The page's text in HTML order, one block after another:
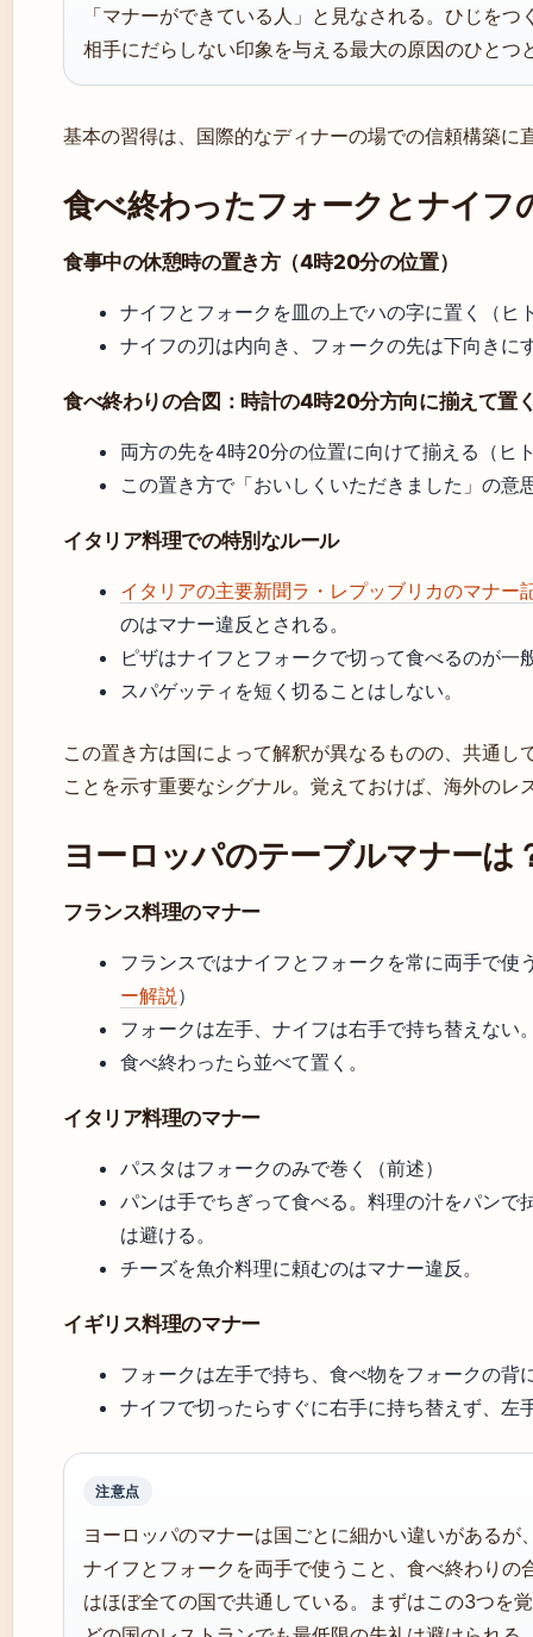
「マナーができている人」と見なされる。ひじを
相手にだらしない印象を与える最大の原因のひとつ
基本の習得は、国際的なディナーの場での信頼構築に
食べ終わったフォークとナイフ
食事中の休憩時の置き方（4時20分の位置）
ナイフとフォークを皿の上でハの字に置く（ヒ
ナイフの刃は内向き、フォークの先は下向きに
食べ終わりの合図：時計の4時20分方向に揃えて置
両方の先を4時20分の位置に向けて揃える（ヒ
この置き方で「おいしくいただきました」の意
イタリア料理での特別なルール
イタリアの主要新聞ラ・レプッブリカのマナー
のはマナー違反とされる。
ピザはナイフとフォークで切って食べるのが一
スパゲッティを短く切ることはしない。
この置き方は国によって解釈が異なるものの、共通し
ことを示す重要なシグナル。覚えておけば、海外の
ヨーロッパのテーブルマナーは
フランス料理のマナー
フランスではナイフとフォークを常に両手で使
ー解説 ）
フォークは左手、ナイフは右手で持ち替えない
食べ終わったら並べて置く。
イタリア料理のマナー
パスタはフォークのみで巻く（前述）
パンは手でちぎって食べる。料理の汁をパン
は避ける。
チーズを魚介料理に頼むのはマナー違反。
イギリス料理のマナー
フォークは左手で持ち、食べ物をフォークの背
ナイフで切ったらすぐに右手に持ち替えず、左
注意点
ヨーロッパのマナーは国ごとに細かい違いがある
ナイフとフォークを両手で使うこと、食べ終わりの
はほぼ全ての国で共通している。まずはこの3つを